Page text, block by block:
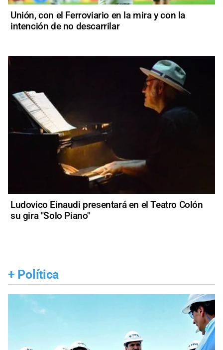
Unión, con el Ferroviario en la mira y con la
intención de no descarrilar
Ludovico Einaudi presentará en el Teatro Colón
su gira "Solo Piano"
+ Política